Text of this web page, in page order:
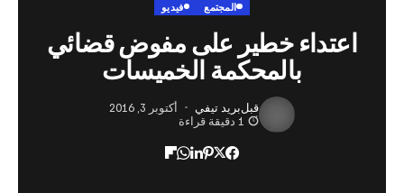
فيديو
خطير على مفوض قضائي
بالمحكمة الخميسات
بريد تيفي
أكتوبر 3, 2016